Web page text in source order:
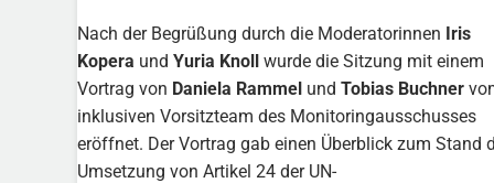
Nach der Begrüßung durch die Moderatorinnen Iris
Kopera und Yuria Knollwurde die Sitzung mit einem
Vortrag von Daniela Rammelund Tobias Buchner
inklusiven Vorsitzteam des Monitoringausschusses
eröffnet. Der Vortrag gab einen Überblick zum Stand
Umsetzung von Artikel 24 der UN-